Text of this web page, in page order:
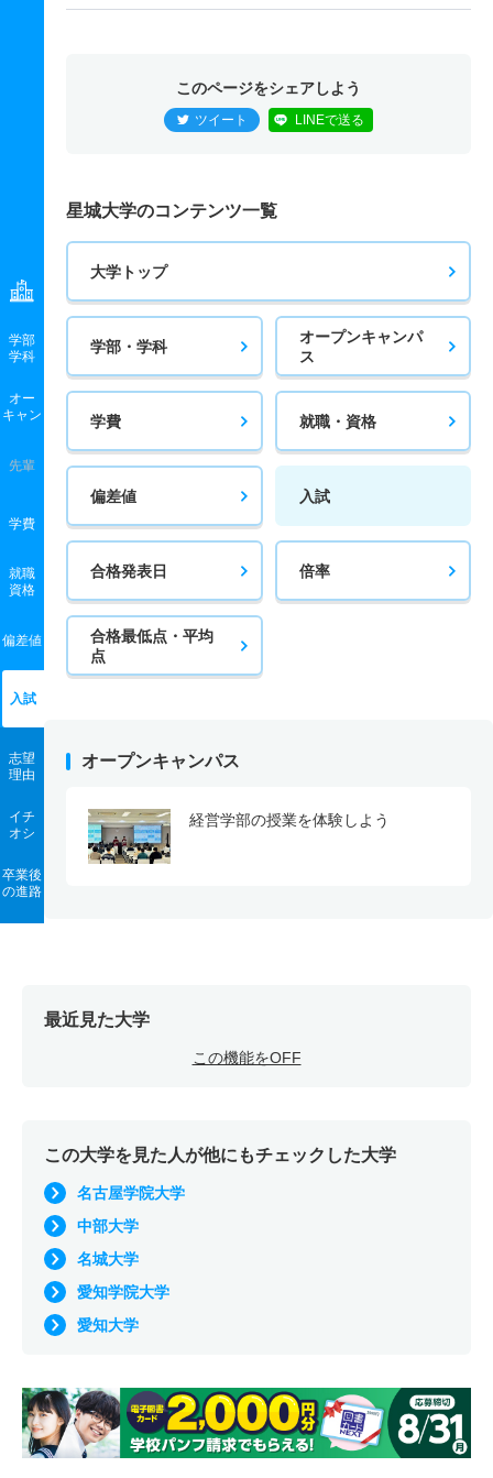
学部
学科
オー
キャン
先輩
学費
就職
資格
偏差値
入試
志望
理由
イチ
オシ
卒業後
の進路
このページをシェアしよう
ツイート LINEで送る
星城大学のコンテンツ一覧
大学トップ
学部・学科
オープンキャンパ
ス
学費 就職・資格
偏差値 入試
合格発表日 倍率
合格最低点・平均
点
オープンキャンパス
経営学部の授業を体験しよう
最近見た大学
この機能をOFF
この大学を見た人が他にもチェックした大学
名古屋学院大学
中部大学
名城大学
愛知学院大学
愛知大学